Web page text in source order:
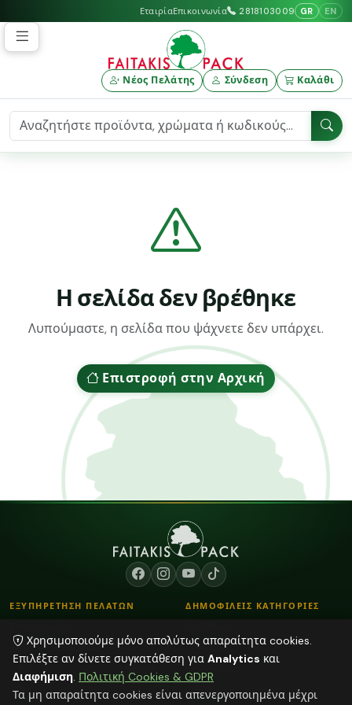
ΕταιρίαΕπικοινωνία 2818103009 GR EN
Νέος Πελάτης Σύνδεση Καλάθι
Η σελίδα δεν βρέθηκε
Λυπούμαστε, η σελίδα που ψάχνετε δεν υπάρχει.
Επιστροφή στην Αρχική
ΕΞΥΠΗΡΕΤΗΣΗ ΠΕΛΑΤΩΝ
Τρόποι Παραγγελίας
Τρόποι Αποστολής & Πληρωμής
Blog
ΔΗΜΟΦΙΛΕΙΣ ΚΑΤΗΓΟΡΙΕΣ
Λουλούδια - Βάζα
Αποξηραμένα φυτά
Χρησιμοποιούμε μόνο απολύτως απαραίτητα cookies.
Επιλέξτε αν δίνετε συγκατάθεση για Analytics και
Διαφήμιση. Πολιτική Cookies & GDPR
Τα μη απαραίτητα cookies είναι απενεργοποιημένα μέχρι